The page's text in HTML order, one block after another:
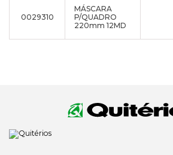
0029310
MÁSCARA
P/QUADRO
220mm 12MD